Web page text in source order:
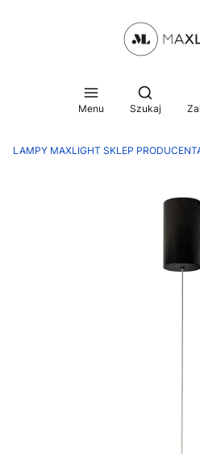
Menu
Otwórz
Szukaj
LAMPY MAXLIGHT SKLEP